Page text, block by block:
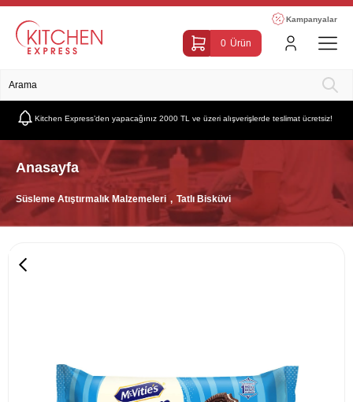
Kampanyalar
0 Ürün
Kitchen Express’den yapacağınız 2000 TL ve üzeri alışverişlerde teslimat ücretsiz!
Anasayfa
Süsleme Atıştırmalık Malzemeleri Tatlı Bisküvi